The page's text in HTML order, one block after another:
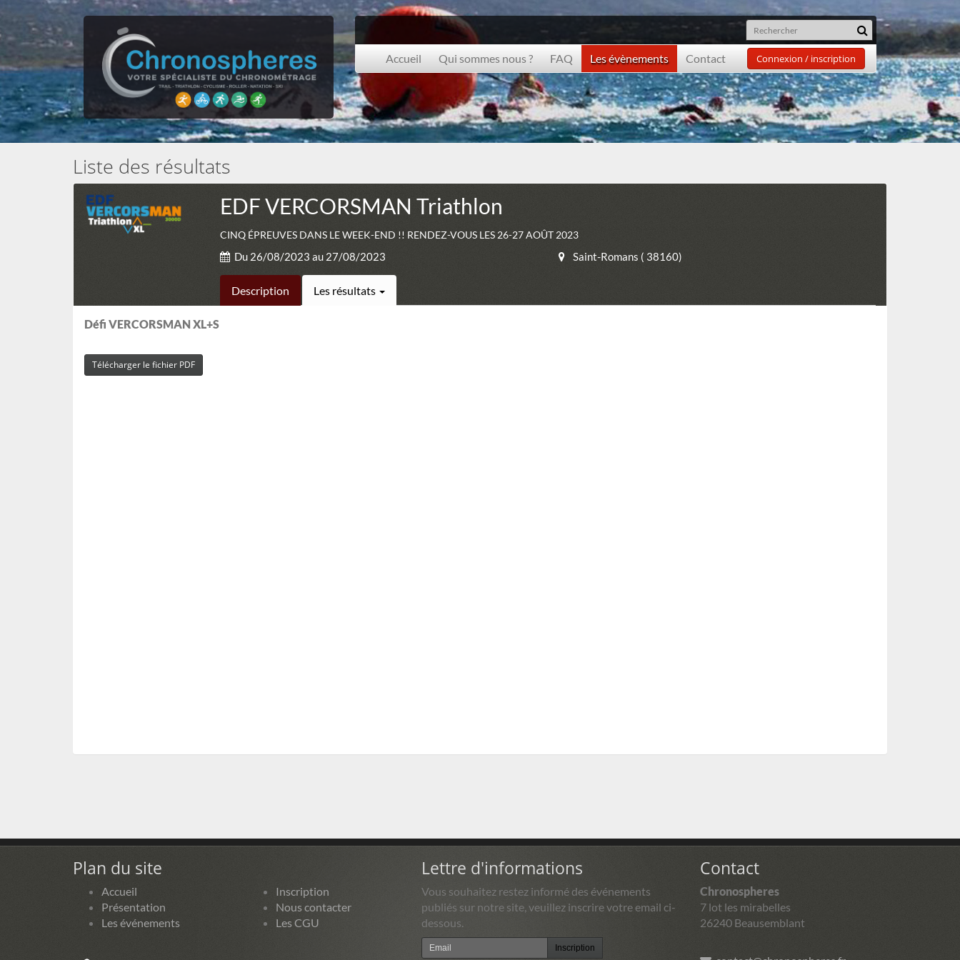
Accueil Qui sommes nous ? FAQ Les évènements Contact Connexion / inscription
Liste des résultats
EDF VERCORSMAN Triathlon
CINQ ÉPREUVES DANS LE WEEK-END !! RENDEZ-VOUS LES 26-27 AOÛT 2023
Du 26/08/2023 au 27/08/2023 Saint-Romans ( 38160)
Description Les résultats
Défi VERCORSMAN XL+S
Télécharger le fichier PDF
Plan du site
Accueil
Présentation
Les événements
Inscription
Nous contacter
Les CGU
Lettre d'informations
Vous souhaitez restez informé des événements
publiés sur notre site, veuillez inscrire votre email ci-
dessous.
Inscription
Contact
Chronospheres
7 lot les mirabelles
26240 Beausemblant